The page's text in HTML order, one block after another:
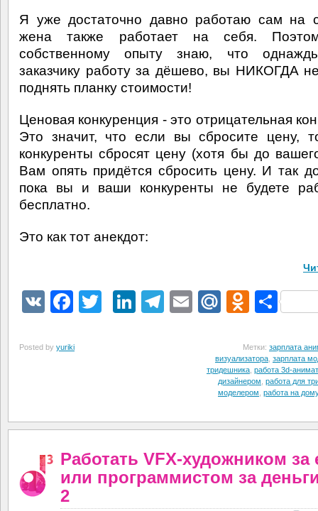
Я уже достаточно давно работаю сам на
жена также работает на себя.
собственному опыту знаю, что
заказчику работу за дёшево, вы НИКОГДА
поднять планку стоимости!
Ценовая конкуренция - это отрицательная
Это значит, что если вы сбросите цену,
конкуренты сбросят цену (хотя бы до
Вам опять придётся сбросить цену. И так
пока вы и ваши конкуренты не будете
бесплатно.
Это как тот анекдот:
VK Facebook
TwitterLinkedIn
Telegram
EmailMail.Ru
Posted by yuriki Метки: зарплата
визуализатора зарплата
тридешника работа 3d-
дизайнером работа для
моделером работа на дому
Работать VFX-художником за
или программистом за
2